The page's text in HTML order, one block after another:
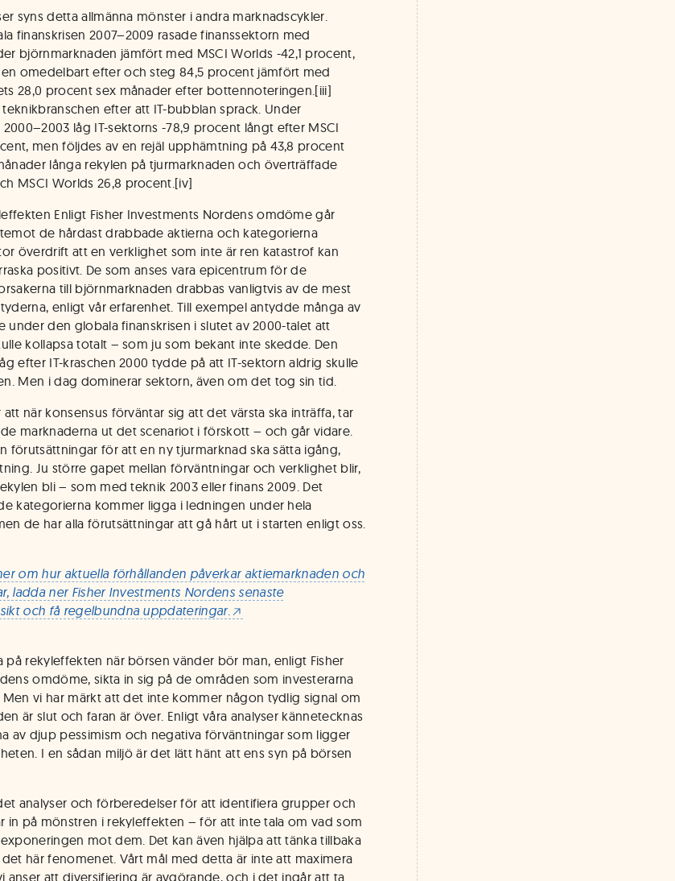
syns detta allmänna mönster i andra marknadscykler.
finanskrisen 2007–2009 rasade finanssektorn med
björnmarknaden jämfört med MSCI Worlds -42,1 procent,
omedelbart efter och steg 84,5 procent jämfört med
28,0 procent sex månader efter bottennoteringen.[iii]
efter att IT-bubblan sprack. Under
låg IT-sektorns -78,9 procent långt efter MSCI
men följdes av en rejäl upphämtning på 43,8 procent
långa rekylen på tjurmarknaden och överträffade
MSCI Worlds 26,8 procent.[iv]
Enligt Fisher Investments Nordens omdöme går
de hårdast drabbade aktierna och kategorierna
överdrift att en verklighet som inte är ren katastrof kan
positivt. De som anses vara epicentrum för de
till björnmarknaden drabbas vanligtvis av de mest
enligt vår erfarenhet. Till exempel antydde många av
under den globala finanskrisen i slutet av 2000-talet att
kollapsa totalt – som ju som bekant inte skedde. Den
efter IT-kraschen 2000 tydde på att IT-sektorn aldrig skulle
Men i dag dominerar sektorn, även om det tog sin tid.
att när konsensus förväntar sig att det värsta ska inträffa, tar
marknaderna ut det scenariot i förskott – och går vidare.
förutsättningar för att en ny tjurmarknad ska sätta igång,
Ju större gapet mellan förväntningar och verklighet blir,
bli – som med teknik 2003 eller finans 2009. Det
kategorierna kommer ligga i ledningen under hela
de har alla förutsättningar att gå hårt ut i starten enligt oss.
om hur aktuella förhållanden påverkar aktiemarknaden och
ladda ner Fisher Investments Nordens senaste
och få regelbundna uppdateringar.
på rekyleffekten när börsen vänder bör man, enligt Fisher
omdöme, sikta in sig på de områden som investerarna
Men vi har märkt att det inte kommer någon tydlig signal om
är slut och faran är över. Enligt våra analyser kännetecknas
av djup pessimism och negativa förväntningar som ligger
I en sådan miljö är det lätt hänt att ens syn på börsen
analyser och förberedelser för att identifiera grupper och
in på mönstren i rekyleffekten – för att inte tala om vad som
mot dem. Det kan även hjälpa att tänka tillbaka
här fenomenet. Vårt mål med detta är inte att maximera
anser att diversifiering är avgörande, och i det ingår att ta